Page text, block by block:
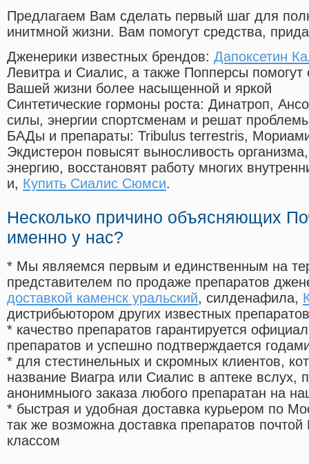
Предлагаем Вам сделать первый шаг для
инитмной жизни. Вам помогут средства,
Дженерики известных брендов: Дапоксетин
Левитра и Сиалис, а также Попперсы помогут
Вашей жизни более насыщенной и яркой
Синтетические гормоны роста: Динатроп,
силы, энергии спортсменам и решат
БАДы и препараты: Tribulus terrestris,
Экдистерон повысят выносливость
энергию, восстановят работу многих
и, Купить Сиалис Сюмси.
Несколько причино объясняющих
именно у нас?
* Мы являемся первым и единственным на
представителем по продаже препаратов
доставкой каменск уральский, силденафила,
дистрибьютором других известных препаратов
* качество препаратов гарантируется
препаратов и успешно подтверждается
* для стестинельных и скромных клиентов,
название Виагра или Сиалис в аптеке вслух,
анонимныого заказа любого препаратан на
* быстрая и удобная доставка курьером по
так же возможна доставка препаратов
классом